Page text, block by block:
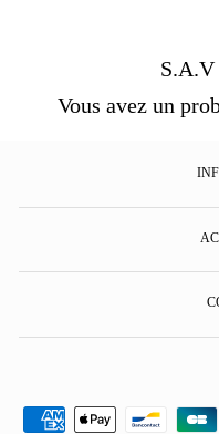
Vous avez un